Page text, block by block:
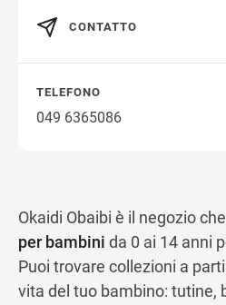
Okaidi Obaibi è il negozio
per bambini da 0 ai 14 anni
Puoi trovare collezioni a
vita del tuo bambino: tutine,
CONTATTO
TELEFONO
049 6365086